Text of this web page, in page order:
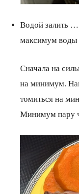
Водой залить …
максимум воды
Сначала на
на минимум.
томиться на
Минимум пару